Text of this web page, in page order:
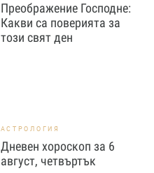
Преображение Господне:
Какви са поверията за
този свят ден
АСТРОЛОГИЯ
Дневен хороскоп за 6
август, четвъртък